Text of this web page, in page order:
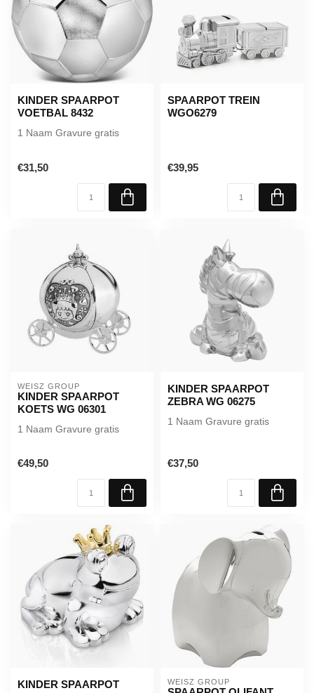
KINDER SPAARPOT
VOETBAL 8432
1 Naam Gravure gratis
€31,50
SPAARPOT TREIN
WGO6279
€39,95
WEISZ GROUP
KINDER SPAARPOT
KOETS WG 06301
1 Naam Gravure gratis
€49,50
KINDER SPAARPOT
ZEBRA WG 06275
1 Naam Gravure gratis
€37,50
KINDER SPAARPOT
WEISZ GROUP